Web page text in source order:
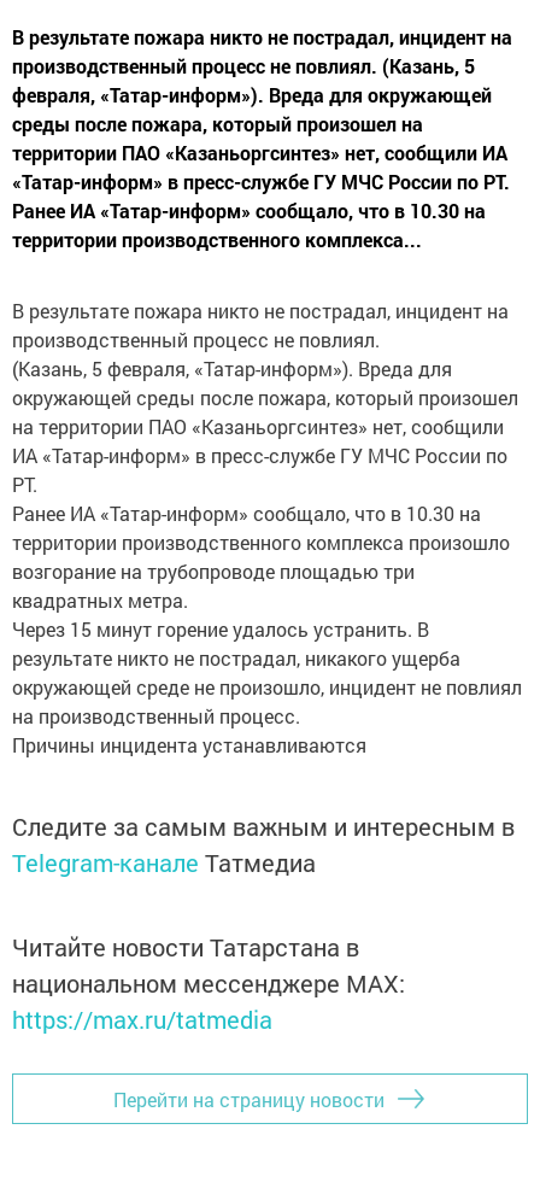
В результате пожара никто не пострадал, инцидент на
производственный процесс не повлиял. (Казань, 5
февраля, «Татар-информ»). Вреда для окружающей
среды после пожара, который произошел на
территории ПАО «Казаньоргсинтез» нет, сообщили ИА
«Татар-информ» в пресс-службе ГУ МЧС России по РТ.
Ранее ИА «Татар-информ» сообщало, что в 10.30 на
территории производственного комплекса...
В результате пожара никто не пострадал, инцидент на
производственный процесс не повлиял.
(Казань, 5 февраля, «Татар-информ»). Вреда для
окружающей среды после пожара, который произошел
на территории ПАО «Казаньоргсинтез» нет, сообщили
ИА «Татар-информ» в пресс-службе ГУ МЧС России по
РТ.
Ранее ИА «Татар-информ» сообщало, что в 10.30 на
территории производственного комплекса произошло
возгорание на трубопроводе площадью три
квадратных метра.
Через 15 минут горение удалось устранить. В
результате никто не пострадал, никакого ущерба
окружающей среде не произошло, инцидент не повлиял
на производственный процесс.
Причины инцидента устанавливаются
Следите за самым важным и интересным в
Telegram-канале Татмедиа
Читайте новости Татарстана в
национальном мессенджере MАХ:
https://max.ru/tatmedia
Перейти на страницу новости